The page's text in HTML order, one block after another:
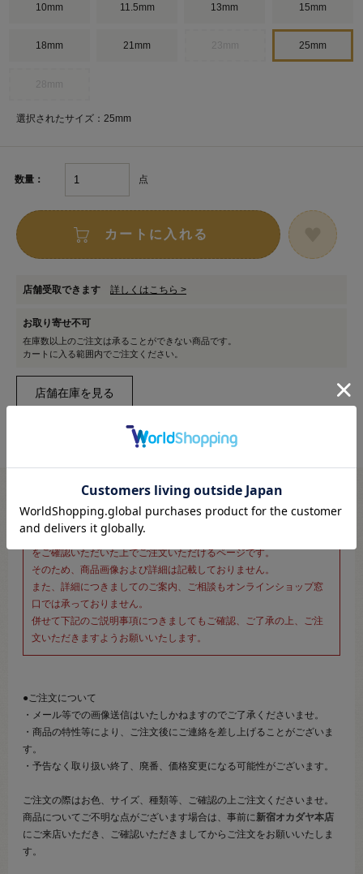
10mm 11.5mm 13mm 15mm
18mm 21mm 25mm
選択されたサイズ：25mm
数量： 点
カートに入れる
店舗受取できます 詳しくはこちら >
お取り寄せ不可
在庫数以上のご注文は承ることができない商品です。
カートに入る範囲内でご注文ください。
※新宿オカダヤ本店お取り扱い商品のご注文専用ページです※
こちらのページは、店頭にてあらかじめ商品詳細および商品コード
をご確認いただいた上でご注文いただけるページです。
そのため、商品画像および詳細は記載しておりません。
また、詳細につきましてのご案内、ご相談もオンラインショップ窓
口では承っておりません。
併せて下記のご説明事項につきましてもご確認、ご了承の上、ご注
文いただきますようお願いいたします。
●ご注文について
・メール等での画像送信はいたしかねますのでご了承くださいませ。
・商品の特性等により、ご注文後にご連絡を差し上げることがございま
す。
・予告なく取り扱い終了、廃番、価格変更になる可能性がございます。
ご注文の際はお色、サイズ、種類等、ご確認の上ご注文くださいませ。
商品についてご不明な点がございます場合は、事前に新宿オカダヤ本店
にご来店いただき、ご確認いただきましてからご注文をお願いいたしま
す。